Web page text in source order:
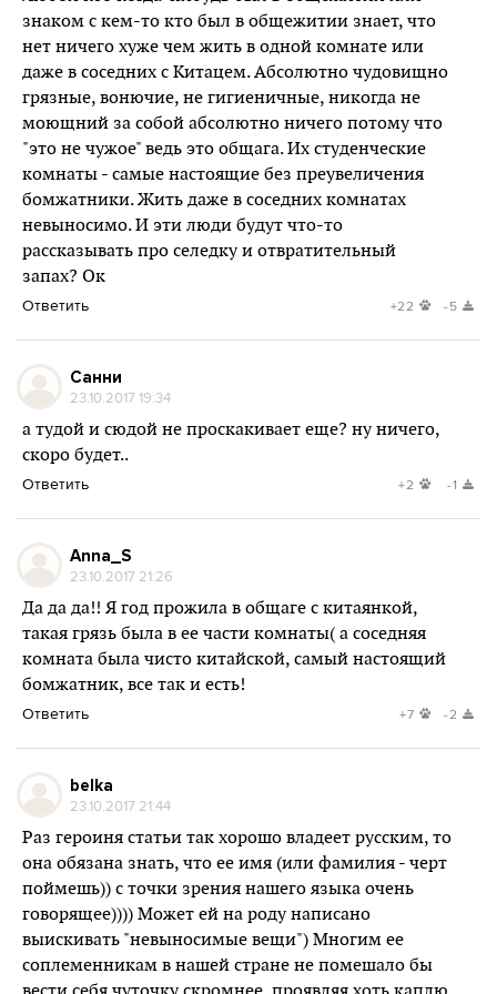
знаком с кем-то кто был в общежитии знает, что
нет ничего хуже чем жить в одной комнате или
даже в соседних с Китацем. Абсолютно чудовищно
грязные, вонючие, не гигиеничные, никогда не
моющний за собой абсолютно ничего потому что
"это не чужое" ведь это общага. Их студенческие
комнаты - самые настоящие без преувеличения
бомжатники. Жить даже в соседних комнатах
невыносимо. И эти люди будут что-то
рассказывать про селедку и отвратительный
запах? Ок
Ответить +22 -5
Санни
23.10.2017 19:34
а тудой и сюдой не проскакивает еще? ну ничего,
скоро будет..
Ответить +2 -1
Anna_S
23.10.2017 21:26
Да да да!! Я год прожила в общаге с китаянкой,
такая грязь была в ее части комнаты( а соседняя
комната была чисто китайской, самый настоящий
бомжатник, все так и есть!
Ответить +7 -2
belka
23.10.2017 21:44
Раз героиня статьи так хорошо владеет русским, то
она обязана знать, что ее имя (или фамилия - черт
поймешь)) с точки зрения нашего языка очень
говорящее)))) Может ей на роду написано
выискивать "невыносимые вещи") Многим ее
соплеменникам в нашей стране не помешало бы